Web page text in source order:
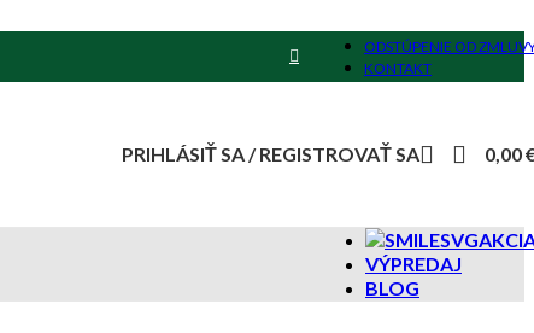
ODSTÚPENIE OD
KONTAKT
PRIHLÁSIŤ SA / REGISTROVAŤ SA 0,00
VÝPREDAJ
BLOG